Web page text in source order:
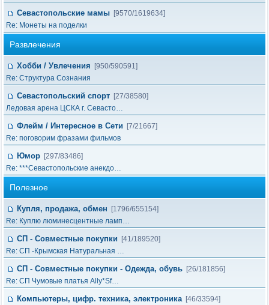
Севастопольские мамы [9570/1619634]
Re: Монеты на поделки
Развлечения
Хобби / Увлечения
[950/590591]
Re: Структура Сознания
Севастопольский спорт [27/38580]
Ледовая арена ЦСКА г. Севасто…
Флейм / Интересное в Cети
[7/21667]
Re: поговорим фразами фильмов
Юмор [297/83486]
Re: ***Севастопольские анекдо…
Полезное
Купля, продажа, обмен
[1796/655154]
Re: Куплю люминесцентные ламп…
СП - Совместные покупки
[41/189520]
Re: СП -Крымская Натуральная …
СП - Совместные покупки - Одежда, обувь [26/181856]
Re: СП Чумовые платья Ally*Sf…
Компьютеры, цифр. техника, электроника [46/33594]